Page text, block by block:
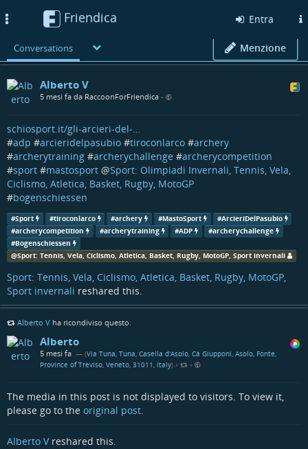
Friendica Entra
Conversations Menzione
Alberto V
5 mesi fa da RaccoonForFriendica •
schiosport.it/gli-arcieri-del-…
#adp #arcieridelpasubio #tiroconlarco #archery
#archerytraining #archerychallenge #archerycompetition
#sport #mastosport @Sport: Olimpiadi Invernali, Tennis, Vela,
Ciclismo, Atletica, Basket, Rugby, MotoGP
#bogenschiessen
#Sport #tiroconlarco #archery #MastoSport #ArcieriDelPasubio
#archerycompetition #archerytraining #ADP #archerychallenge
#Bogenschiessen
@Sport: Tennis, Vela, Ciclismo, Atletica, Basket, Rugby, MotoGP, Sport invernali
Sport: Tennis, Vela, Ciclismo, Atletica, Basket, Rugby, MotoGP,
Sport invernali reshared this.
Alberto V ha ricondiviso questo.
Alberto
5 mesi fa — (Via Tuna, Tuna, Casella d'Asolo, Cà Giupponi, Asolo, Fonte,
Province of Treviso, Veneto, 31011, Italy) • •
The media in this post is not displayed to visitors. To view it,
please go to the original post.
Alberto Vreshared this.